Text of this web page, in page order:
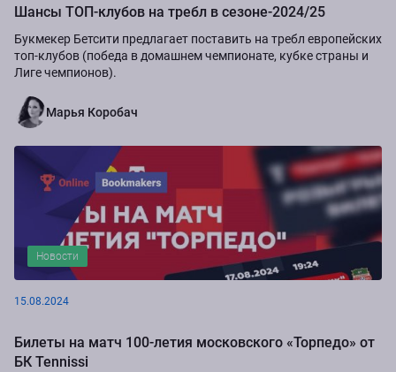
Шансы ТОП-клубов на требл в сезоне-2024/25
Букмекер Бетсити предлагает поставить на требл европейских
топ-клубов (победа в домашнем чемпионате, кубке страны и
Лиге чемпионов).
Марья Коробач
Новости
15.08.2024
Билеты на матч 100-летия московского «Торпедо» от
БК Tennissi